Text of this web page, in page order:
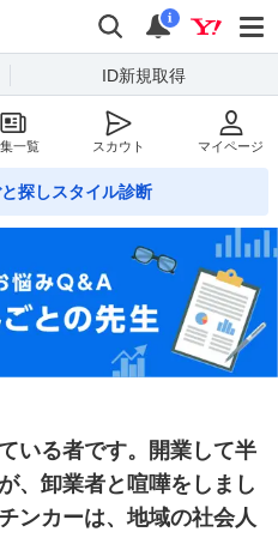
しごとカタログ
検索
通知
i
ID新規取得
一覧 スカウト マイページ
探しスタイル診断
いる者です。開業して半
、卸業者と喧嘩をしまし
ンカーは、地域の社会人